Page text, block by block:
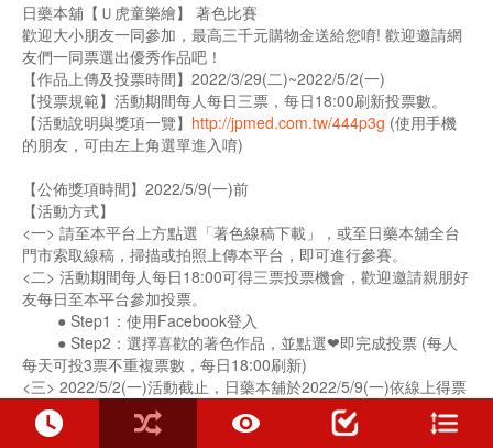
日藥本舖【Ｕ虎童樂繪】 著色比賽
歡迎大小朋友一同參加，最高三千元購物金送給您唷! 歡迎邀請網
友們一同票選出優秀作品吧！
【作品上傳及投票時間】2022/3/29(二)~2022/5/2(一)
【投票規範】活動期間每人每日三票，每日18:00刷新投票數。
【活動說明與獎項一覽】 http://jpmed.com.tw/444p3g (使用手機
的朋友，可由左上角選單進入唷)
【公佈獎項時間】2022/5/9(一)前
【活動方式】
<一> 請至本平台上方點選「著色線稿下載」，或至日藥本舖全台
門市索取線稿，掃描或拍照上傳本平台，即可進行參賽。
<二> 活動期間每人每日18:00可得三票投票機會，歡迎邀請親朋好
友每日至本平台參加投票。
● Step1：使用Facebook登入
● Step2：選擇喜歡的著色作品，並點選❤即完成投票 (每人
每天可投3票不重複票數，每日18:00刷新)
<三> 2022/5/2(一)活動截止，日藥本舖於2022/5/9(一)依線上得票
數於「得獎公佈區」公佈得票名次，並依參選資訊聯繫得獎人，未
確實填寫真實資訊者視同放棄得獎資格。